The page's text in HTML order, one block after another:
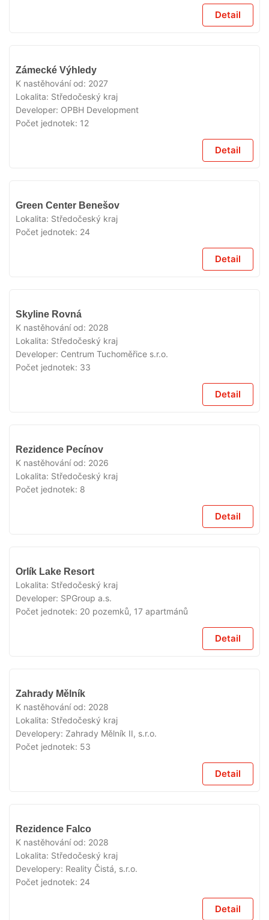
Detail
Zámecké Výhledy
K nastěhování od: 2027
Lokalita: Středočeský kraj
Developer: OPBH Development
Počet jednotek: 12
Detail
Green Center Benešov
Lokalita: Středočeský kraj
Počet jednotek: 24
Detail
Skyline Rovná
K nastěhování od: 2028
Lokalita: Středočeský kraj
Developer: Centrum Tuchoměřice s.r.o.
Počet jednotek: 33
Detail
Rezidence Pecínov
K nastěhování od: 2026
Lokalita: Středočeský kraj
Počet jednotek: 8
Detail
Orlík Lake Resort
Lokalita: Středočeský kraj
Developer: SPGroup a.s.
Počet jednotek: 20 pozemků, 17 apartmánů
Detail
Zahrady Mělník
K nastěhování od: 2028
Lokalita: Středočeský kraj
Developery: Zahrady Mělník II, s.r.o.
Počet jednotek: 53
Detail
Rezidence Falco
K nastěhování od: 2028
Lokalita: Středočeský kraj
Developery: Reality Čistá, s.r.o.
Počet jednotek: 24
Detail